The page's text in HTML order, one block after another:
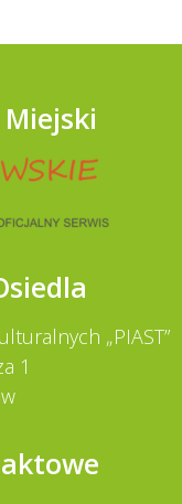
„PIAST”
1